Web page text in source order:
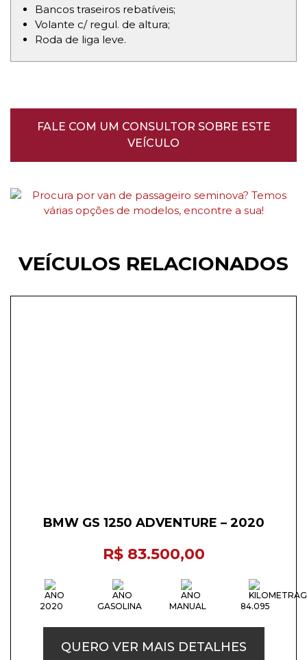
Bancos traseiros rebatíveis;
Volante c/ regul. de altura;
Roda de liga leve.
FALE COM UM CONSULTOR SOBRE ESTE
VEÍCULO
VEÍCULOS RELACIONADOS
BMW GS 1250 ADVENTURE – 2020
R$ 83.500,00
2020 GASOLINA MANUAL 84.095
QUERO VER MAIS DETALHES